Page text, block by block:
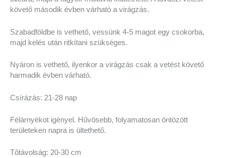
követő második évben várható a virágzás.
Szabadföldbe is vethető, vessünk 4-5 magot egy csokorba,
majd kelés után ritkítani szükséges.
Nyáron is vethető, ilyenkor a virágzás csak a vetést követő
harmadik évben várható.
Csírázás: 21-28 nap
Félárnyékot igényel. Hűvösebb, folyamatosan öntözött
területeken napra is ültethető.
Tőtávolság: 20-30 cm